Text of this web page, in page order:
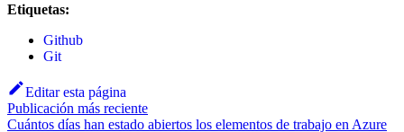
Etiquetas:
Github
Git
Editar esta página
Publicación más reciente
Cuántos días han estado abiertos los elementos de trabajo en Azure